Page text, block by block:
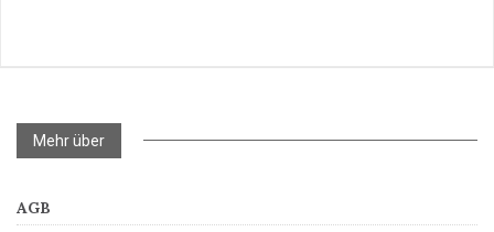
Mehr über
AGB